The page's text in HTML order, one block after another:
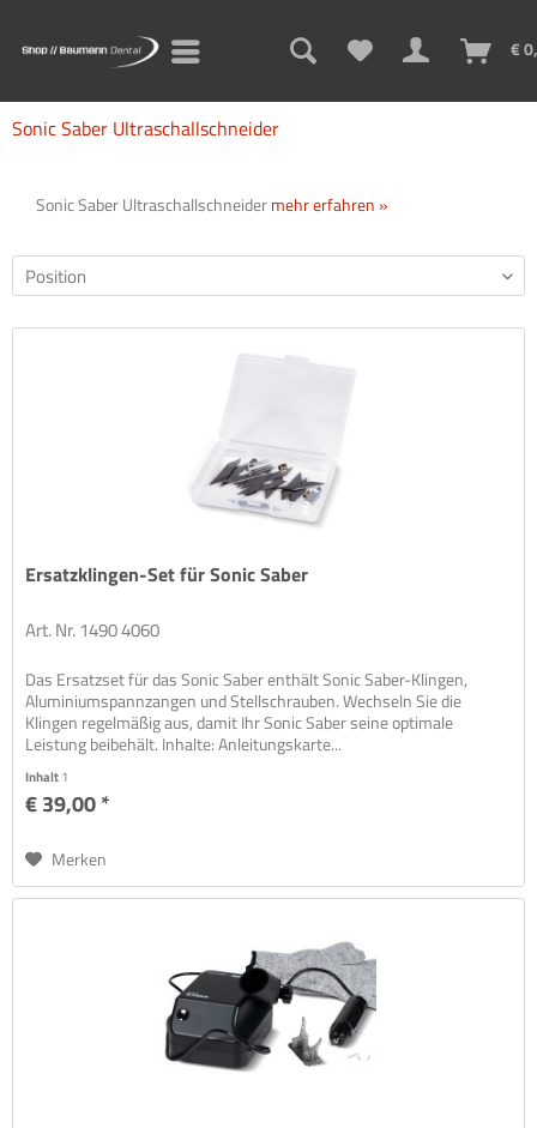
€
Sonic Saber Ultraschallschneider
Sonic Saber Ultraschallschneidermehr erfahren »
Ersatzklingen-Set für Sonic Saber
Art. Nr. 1490 4060
Das Ersatzset für das Sonic Saber enthält Sonic Saber-Klingen,
Aluminiumspannzangen und Stellschrauben. Wechseln Sie die
Klingen regelmäßig aus, damit Ihr Sonic Saber seine optimale
Leistung beibehält. Inhalte: Anleitungskarte...
Inhalt1
€ 39,00 *
Merken